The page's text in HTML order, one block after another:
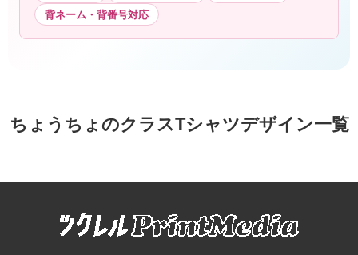
背ネーム・背番号対応
ちょうちょのクラスTシャツデザイン一覧